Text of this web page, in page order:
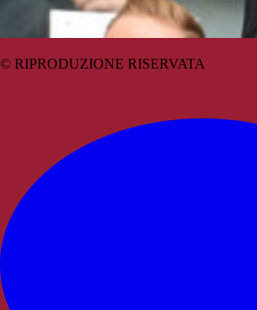
© RIPRODUZIONE RISERVATA